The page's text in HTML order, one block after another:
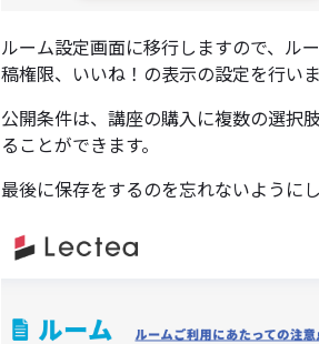
ルーム設定画面に移行しますので、ル
稿権限、いいね！の表示の設定を行いま
公開条件は、講座の購入に複数の選択
ることができます。
最後に保存をするのを忘れないようにし